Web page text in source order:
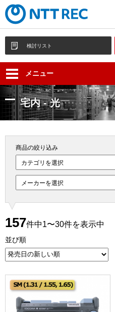
検討リスト
メニュー
宅内 - 光
商品の絞り込み
157件中1〜30件を表示中
並び順